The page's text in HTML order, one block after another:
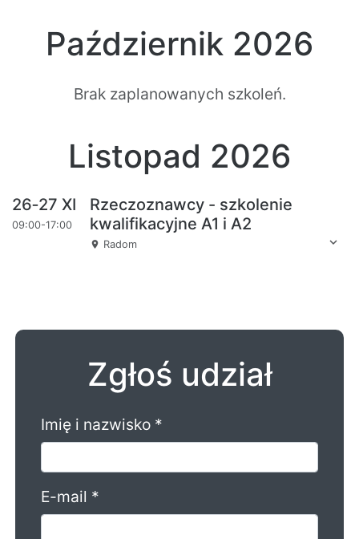
Październik 2026
Brak zaplanowanych szkoleń.
Listopad 2026
26‑27 XI
09:00-17:00
Rzeczoznawcy - szkolenie
kwalifikacyjne A1 i A2
place Radom expand_more
Zgłoś udział
Imię i nazwisko *
E-mail *